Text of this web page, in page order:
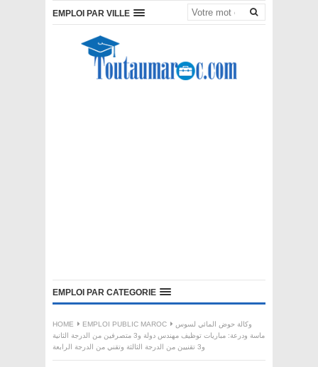
EMPLOI PAR VILLE
EMPLOI PAR CATEGORIE
HOME EMPLOI PUBLIC MAROC
وكالة حوض المائي لسوس
ماسة ودرعة: مباريات توظيف مهندس دولة و3 متصرفين من الدرجة الثانية
و3 تقنيين من الدرجة الثالثة وتقني من الدرجة الرابعة